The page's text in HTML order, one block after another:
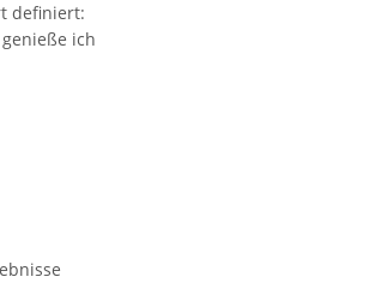
definiert:
ich